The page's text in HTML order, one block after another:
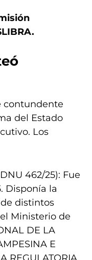
contundente
del Estado
Los
462/25): Fue
Disponía la
distintos
Ministerio de
DE LA
E